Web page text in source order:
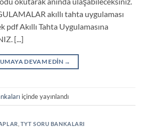
akıllı tahta uygulaması
Akıllı Tahta Uygulamasına
[...]
DEVAM EDIN →
içinde yayınlandı
TYT SORU BANKALARI